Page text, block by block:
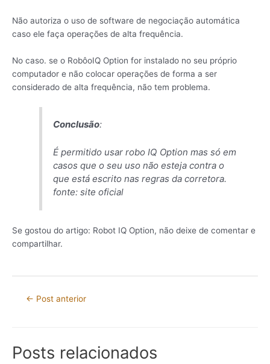
Não autoriza o uso de software de negociação automática
caso ele faça operações de alta frequência.
No caso. se o RobôoIQ Option for instalado no seu próprio
computador e não colocar operações de forma a ser
considerado de alta frequência, não tem problema.
Conclusão:
É permitido usar robo IQ Option mas só em
casos que o seu uso não esteja contra o
que está escrito nas regras da corretora.
fonte: site oficial
Se gostou do artigo: Robot IQ Option, não deixe de comentar e
compartilhar.
← Post anterior
Posts relacionados